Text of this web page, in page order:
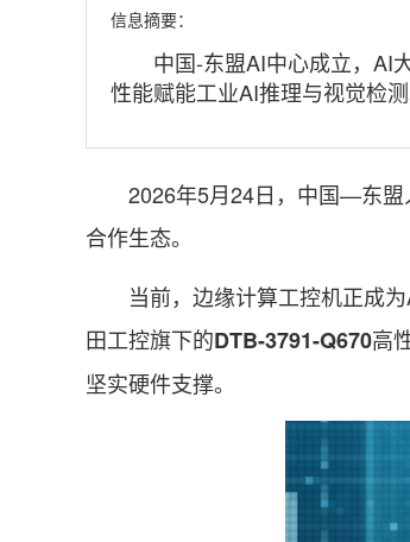
信息摘要：
中国-东盟AI中心成立，AI大
性能赋能工业AI推理与视觉检测
2026年5月24日，中国—东盟
合作生态。
当前，边缘计算工控机正成为
田工控旗下的DTB-3791-Q670高
坚实硬件支撑。